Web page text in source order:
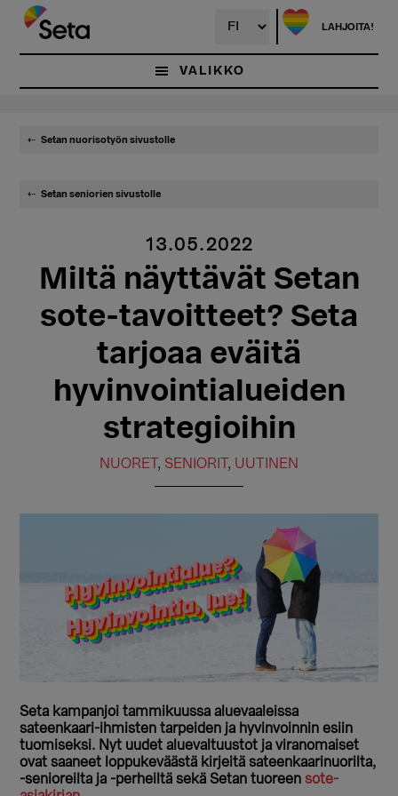
Hyppää
pääsisältöön
LAHJOITA!
VALIKKO
Setan nuorisotyön sivustolle
Setan seniorien sivustolle
13.05.2022
Miltä näyttävät Setan
sote-tavoitteet? Seta
tarjoaa eväitä
hyvinvointialueiden
strategioihin
NUORET , SENIORIT , UUTINEN
Seta kampanjoi tammikuussa aluevaaleissa
sateenkaari-ihmisten tarpeiden ja hyvinvoinnin esiin
tuomiseksi. Nyt uudet aluevaltuustot ja viranomaiset
ovat saaneet loppukeväästä kirjeitä sateenkaarinuorilta,
-senioreilta ja -perheiltä sekä Setan tuoreensote-